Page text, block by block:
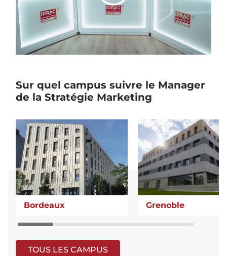
Sur quel campus suivre le Manager
de la Stratégie Marketing
Bordeaux Grenoble
TOUS LES CAMPUS